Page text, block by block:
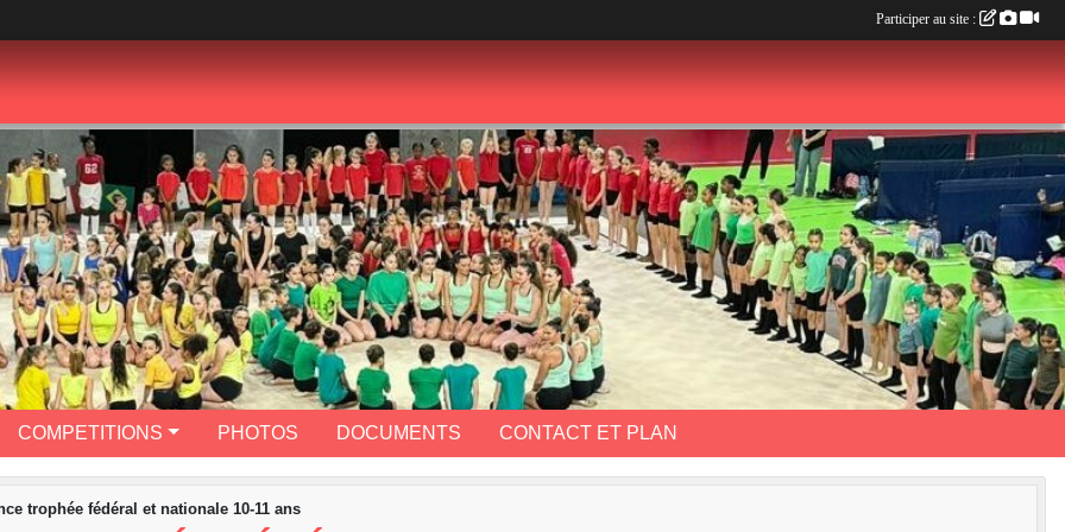
COMPETITIONS PHOTOS DOCUMENTS CONTACT ET PLAN
trophée fédéral et nationale 10-11 ans
Participer au site :